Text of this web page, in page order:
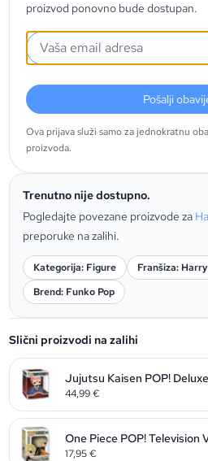
proizvod ponovno bude dostupan.
Pošalji
Ova prijava služi samo za jednokratnu
proizvoda.
Trenutno nije dostupno.
Pogledajte povezane proizvode za
preporuke na zalihi.
Kategorija: Figure
Franšiza:
Brend: Funko Pop
Slični proizvodi na zalihi
44,99€
17,95€